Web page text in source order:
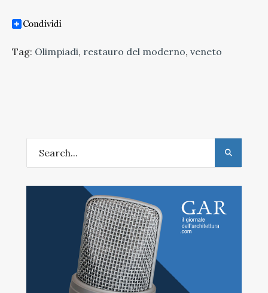
Tag: Olimpiadi, restauro del moderno, veneto